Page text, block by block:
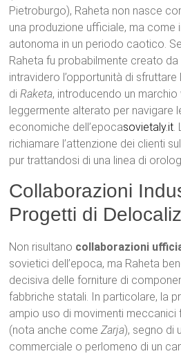
Pietroburgo), Raheta non nasce
una produzione ufficiale, ma come
autonoma in un periodo caotico.
Raheta fu probabilmente creato
intravidero l’opportunità di
diRaketa, introducendo un
leggermente alterato per navigare
economiche dell’epocasovietaly.it.
richiamare l’attenzione dei clienti
pur trattandosi di una linea di
Collaborazioni
Progetti di
Non risultano collaborazioni
sovietici dell’epoca, ma Raheta
decisiva delle forniture di
fabbriche statali. In particolare, la
ampio uso di movimenti
(nota anche comeZarja), segno di
commerciale o perlomeno di un